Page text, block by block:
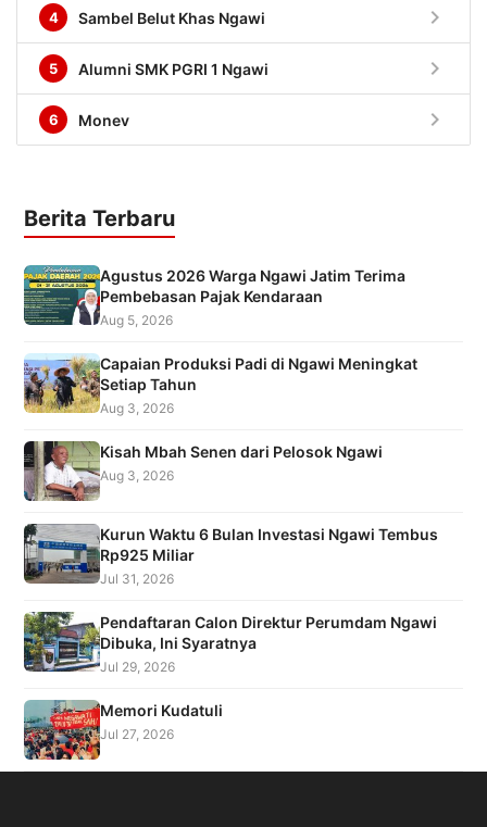
4 Sambel Belut Khas Ngawi chevron_right
5 Alumni SMK PGRI 1 Ngawi chevron_right
6 Monev chevron_right
Berita Terbaru
Agustus 2026 Warga Ngawi Jatim Terima
Pembebasan Pajak Kendaraan
Aug 5, 2026
Capaian Produksi Padi di Ngawi Meningkat
Setiap Tahun
Aug 3, 2026
Kisah Mbah Senen dari Pelosok Ngawi
Aug 3, 2026
Kurun Waktu 6 Bulan Investasi Ngawi Tembus
Rp925 Miliar
Jul 31, 2026
Pendaftaran Calon Direktur Perumdam Ngawi
Dibuka, Ini Syaratnya
Jul 29, 2026
Memori Kudatuli
Jul 27, 2026